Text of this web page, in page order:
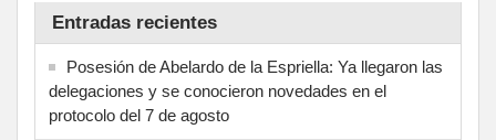
Entradas recientes
Posesión de Abelardo de la Espriella: Ya llegaron las
delegaciones y se conocieron novedades en el
protocolo del 7 de agosto